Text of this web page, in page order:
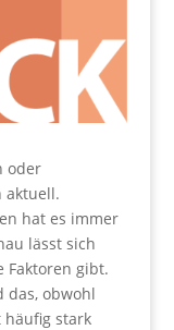
oder
aktuell.
hat es immer
lässt sich
Faktoren gibt.
das, obwohl
stark